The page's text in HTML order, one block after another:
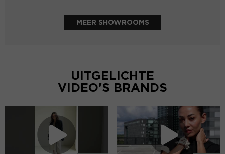
MEER SHOWROOMS
UITGELICHTE
VIDEO'S BRANDS